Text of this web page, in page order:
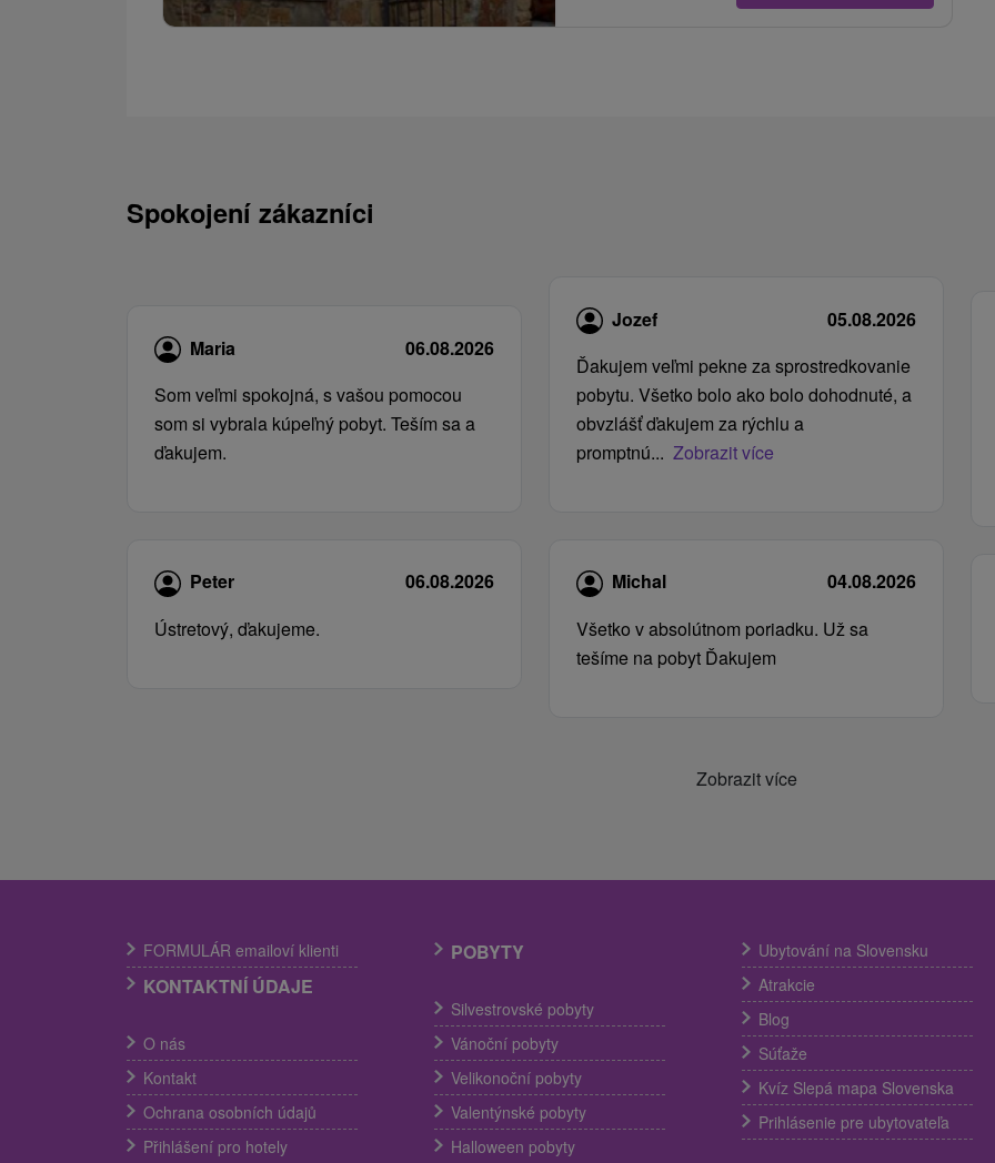
Spokojení zákazníci
Maria
06.08.2026
Som veľmi spokojná, s vašou pomocou
som si vybrala kúpeľný pobyt. Teším sa a
ďakujem.
Peter
06.08.2026
Ústretový, ďakujeme.
Jozef
05.08.2026
Ďakujem veľmi pekne za sprostredkovanie
pobytu. Všetko bolo ako bolo dohodnuté, a
obvzlášť ďakujem za rýchlu a
promptnú... Zobrazit více
Michal
04.08.2026
Všetko v absolútnom poriadku. Už sa
tešíme na pobyt Ďakujem
Zobrazit více
FORMULÁR emailoví klienti
KONTAKTNÍ ÚDAJE
O nás
Kontakt
Ochrana osobních údajů
Přihlášení pro hotely
POBYTY
Silvestrovské pobyty
Vánoční pobyty
Velikonoční pobyty
Valentýnské pobyty
Halloween pobyty
Ubytování na Slovensku
Atrakcie
Blog
Súťaže
Kvíz Slepá mapa Slovenska
Prihlásenie pre ubytovateľa